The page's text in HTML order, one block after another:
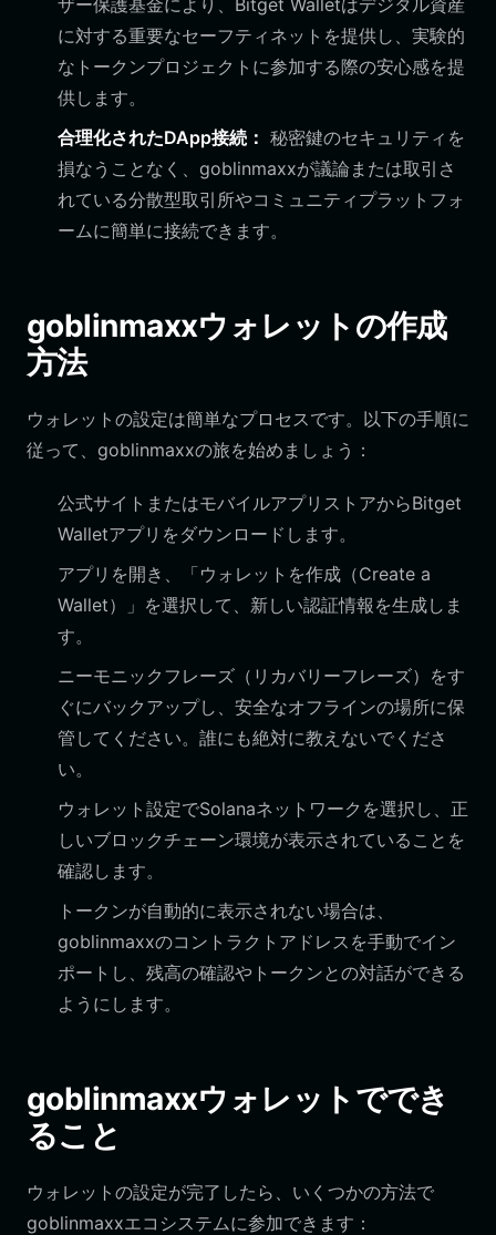
ザー保護基金により、Bitget Walletはデジタル資産
に対する重要なセーフティネットを提供し、実験的
なトークンプロジェクトに参加する際の安心感を提
供します。
合理化されたDApp接続： 秘密鍵のセキュリティを
損なうことなく、goblinmaxxが議論または取引さ
れている分散型取引所やコミュニティプラットフォ
ームに簡単に接続できます。
goblinmaxxウォレットの作成
方法
ウォレットの設定は簡単なプロセスです。以下の手順に
従って、goblinmaxxの旅を始めましょう：
公式サイトまたはモバイルアプリストアからBitget
Walletアプリをダウンロードします。
アプリを開き、「ウォレットを作成（Create a
Wallet）」を選択して、新しい認証情報を生成しま
す。
ニーモニックフレーズ（リカバリーフレーズ）をす
ぐにバックアップし、安全なオフラインの場所に保
管してください。誰にも絶対に教えないでくださ
い。
ウォレット設定でSolanaネットワークを選択し、正
しいブロックチェーン環境が表示されていることを
確認します。
トークンが自動的に表示されない場合は、
goblinmaxxのコントラクトアドレスを手動でイン
ポートし、残高の確認やトークンとの対話ができる
ようにします。
goblinmaxxウォレットででき
ること
ウォレットの設定が完了したら、いくつかの方法で
goblinmaxxエコシステムに参加できます：